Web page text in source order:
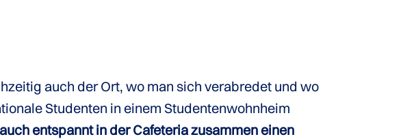
auch der Ort, wo man sich verabredet und wo
Studenten in einem Studentenwohnheim
entspannt in der Cafeteria zusammen einen